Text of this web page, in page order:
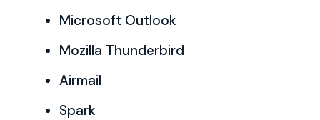
Microsoft Outlook
Mozilla Thunderbird
Airmail
Spark